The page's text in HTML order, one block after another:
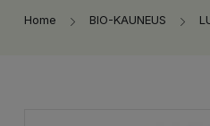
Home BIO-KAUNEUS